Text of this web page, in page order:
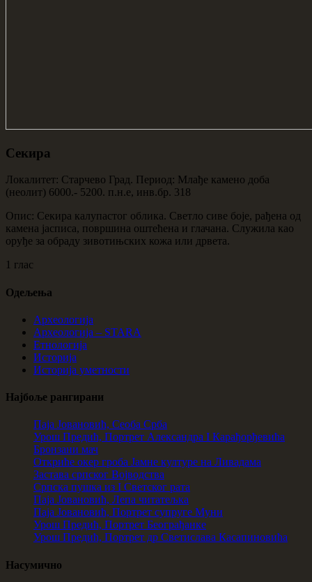
Секира
Локалитет: Старчево Град. Период: Млађе камено доба
(неолит) 6000.- 5200. п.н.е, инв.бр. 318
Опис: Секира калупастог облика. Светло сиве боје, рађена од
камена јасписа, површина оштећена и глачана. Служила као
оруђе за обраду зивотињских кожа или дрвета.
1 глас
Одељења
Археологија
Археологија – STARA
Етнологија
Историја
Историја уметности
Најбоље рангирани
Паја Јовановић, Сеоба Срба
Урош Предић, Портрет Александра I Карађорђевића
Бронзани мач
Откриће окер гроба Јамне културе на Ливадама
Застава српског Војводства
Српска пушка из I Светског рата
Паја Јовановић, Лепа читатељка
Паја Јовановић, Портрет супруге Муни
Урош Предић, Портрет Београђанке
Урош Предић, Портрет др Светислава Касапиновића
Насумично